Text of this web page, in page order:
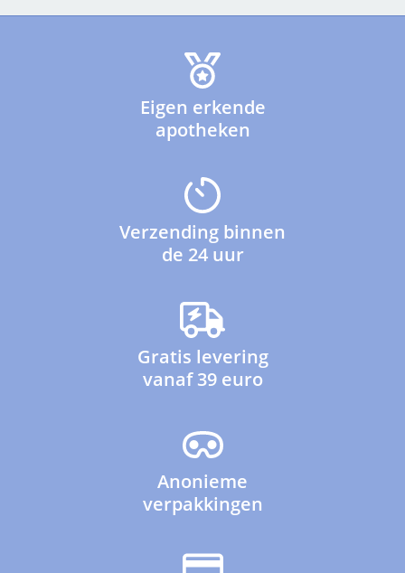
Eigen erkende
apotheken
Verzending binnen
de 24 uur
Gratis levering
vanaf 39 euro
Anonieme
verpakkingen